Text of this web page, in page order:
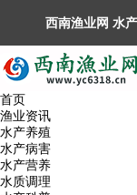
西南渔业网 水
丰祥渔业网 永
首页
渔业资讯
水产养殖
水产病害
水产营养
水质调理